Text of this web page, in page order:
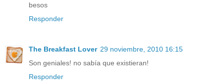
besos
Responder
The Breakfast Lover 29 noviembre, 2010 16:15
Son geniales! no sabía que existieran!
Responder